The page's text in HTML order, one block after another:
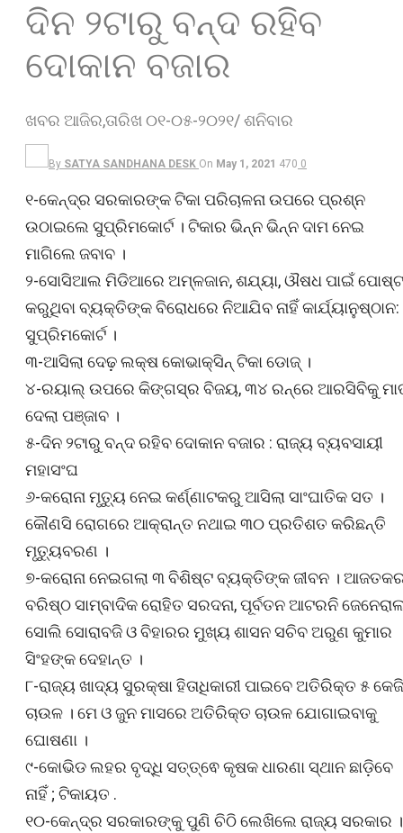
ଦିନ ୨ଟାରୁ ବନ୍ଦ ରହିବ
ଦୋକାନ ବଜାର
ଖବର ଆଜିର,ତାରିଖ ୦୧-୦୫-୨୦୨୧/ ଶନିବାର
By SATYA SANDHANA DESK On May 1, 2021 470 0
୧-କେନ୍ଦ୍ର ସରକାରଙ୍କ ଟିକା ପରିଚାଳନା ଉପରେ ପ୍ରଶ୍ନ
ଉଠାଇଲେ ସୁପ୍ରିମକୋର୍ଟ । ଟିକାର ଭିନ୍ନ ଭିନ୍ନ ଦାମ ନେଇ
ମାଗିଲେ ଜବାବ ।
୨-ସୋସିଆଲ ମିଡିଆରେ ଅମ୍ଳଜାନ, ଶଯ୍ୟା, ଔଷଧ ପାଇଁ ପୋଷ୍ଟ
କରୁଥିବା ବ୍ୟକ୍ତିଙ୍କ ବିରୋଧରେ ନିଆଯିବ ନାହିଁ କାର୍ଯ୍ୟାନୁଷ୍ଠାନ:
ସୁପ୍ରିମକୋର୍ଟ ।
୩-ଆସିଲା ଦେଢ଼ ଲକ୍ଷ କୋଭାକ୍ସିନ୍ ଟିକା ଡୋଜ୍ ।
୪-ରୟାଲ୍ ଉପରେ କିଙ୍ଗସ୍‌ର ବିଜୟ, ୩୪ ରନ୍‌ରେ ଆରସିବିକୁ
ଦେଲା ପଞ୍ଜାବ ।
୫-ଦିନ ୨ଟାରୁ ବନ୍ଦ ରହିବ ଦୋକାନ ବଜାର : ରାଜ୍ୟ ବ୍ୟବସାୟୀ
ମହାସଂଘ
୬-କରୋନା ମୃତ୍ୟୁ ନେଇ କର୍ଣ୍ଣାଟକରୁ ଆସିଲା ସାଂଘାତିକ ସତ ।
କୌଣସି ରୋଗରେ ଆକ୍ରାନ୍ତ ନଥାଇ ୩୦ ପ୍ରତିଶତ କରିଛନ୍ତି
ମୃତ୍ୟୁବରଣ ।
୭-କରୋନା ନେଇଗଲା ୩ ବିଶିଷ୍ଟ ବ୍ୟକ୍ତିଙ୍କ ଜୀବନ ।
ବରିଷ୍ଠ ସାମ୍ବାଦିକ ରୋହିତ ସରଦନା, ପୂର୍ବତନ ଆଟରନି
ସୋଲି ସୋରାବଜି ଓ ବିହାରର ମୁଖ୍ୟ ଶାସନ ସଚିବ ଅରୁଣ କୁମାର
ସିଂହଙ୍କ ଦେହାନ୍ତ ।
୮-ରାଜ୍ୟ ଖାଦ୍ୟ ସୁରକ୍ଷା ହିତାଧିକାରୀ ପାଇବେ ଅତିରିକ୍ତ ୫ କେଜି
ଚାଉଳ । ମେ ଓ ଜୁନ ମାସରେ ଅତିରିକ୍ତ ଚାଉଳ ଯୋଗାଇବାକୁ
ଘୋଷଣା ।
୯-କୋଭିଡ ଲହର ବୃଦ୍ଧି ସତ୍ତ୍ଵେ କୃଷକ ଧାରଣା ସ୍ଥାନ ଛାଡ଼ିବେ
ନାହିଁ ; ଟିକାୟତ .
୧୦-କେନ୍ଦ୍ର ସରକାରଙ୍କୁ ପୁଣି ଚିଠି ଲେଖିଲେ ରାଜ୍ୟ ସରକାର ।